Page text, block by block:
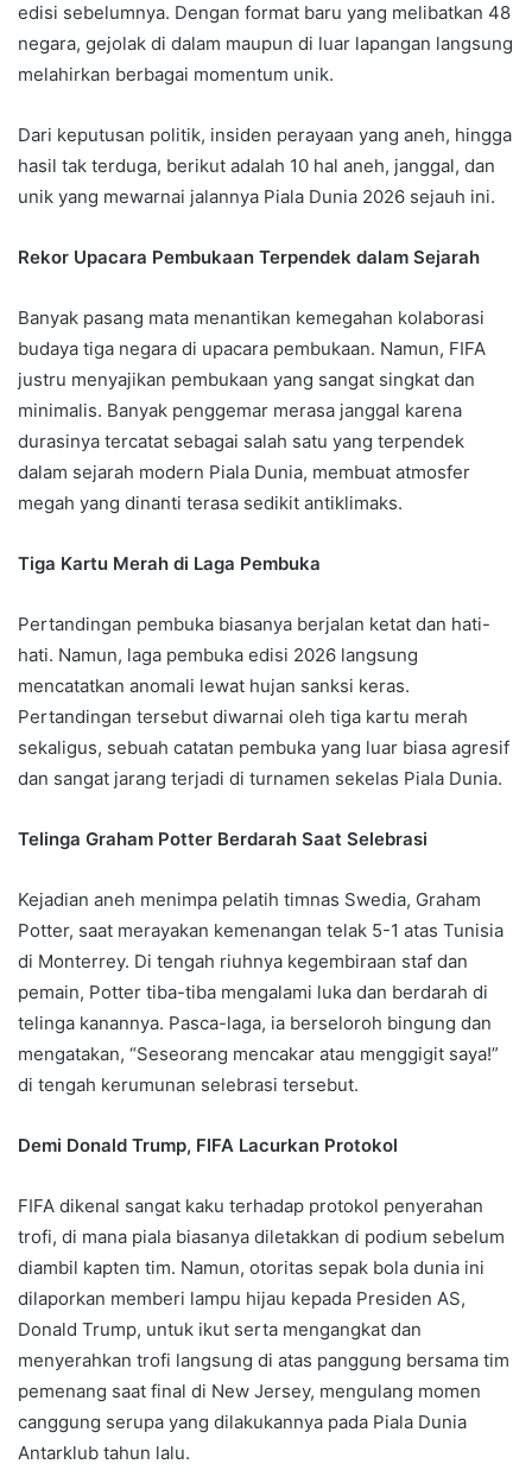
edisi sebelumnya. Dengan format baru yang melibatkan 48
negara, gejolak di dalam maupun di luar lapangan langsung
melahirkan berbagai momentum unik.
Dari keputusan politik, insiden perayaan yang aneh, hingga
hasil tak terduga, berikut adalah 10 hal aneh, janggal, dan
unik yang mewarnai jalannya Piala Dunia 2026 sejauh ini.
Rekor Upacara Pembukaan Terpendek dalam Sejarah
Banyak pasang mata menantikan kemegahan kolaborasi
budaya tiga negara di upacara pembukaan. Namun, FIFA
justru menyajikan pembukaan yang sangat singkat dan
minimalis. Banyak penggemar merasa janggal karena
durasinya tercatat sebagai salah satu yang terpendek
dalam sejarah modern Piala Dunia, membuat atmosfer
megah yang dinanti terasa sedikit antiklimaks.
Tiga Kartu Merah di Laga Pembuka
Pertandingan pembuka biasanya berjalan ketat dan hati-
hati. Namun, laga pembuka edisi 2026 langsung
mencatatkan anomali lewat hujan sanksi keras.
Pertandingan tersebut diwarnai oleh tiga kartu merah
sekaligus, sebuah catatan pembuka yang luar biasa agresif
dan sangat jarang terjadi di turnamen sekelas Piala Dunia.
Telinga Graham Potter Berdarah Saat Selebrasi
Kejadian aneh menimpa pelatih timnas Swedia, Graham
Potter, saat merayakan kemenangan telak 5-1 atas Tunisia
di Monterrey. Di tengah riuhnya kegembiraan staf dan
pemain, Potter tiba-tiba mengalami luka dan berdarah di
telinga kanannya. Pasca-laga, ia berseloroh bingung dan
mengatakan, “Seseorang mencakar atau menggigit saya!”
di tengah kerumunan selebrasi tersebut.
Demi Donald Trump, FIFA Lacurkan Protokol
FIFA dikenal sangat kaku terhadap protokol penyerahan
trofi, di mana piala biasanya diletakkan di podium sebelum
diambil kapten tim. Namun, otoritas sepak bola dunia ini
dilaporkan memberi lampu hijau kepada Presiden AS,
Donald Trump, untuk ikut serta mengangkat dan
menyerahkan trofi langsung di atas panggung bersama tim
pemenang saat final di New Jersey, mengulang momen
canggung serupa yang dilakukannya pada Piala Dunia
Antarklub tahun lalu.